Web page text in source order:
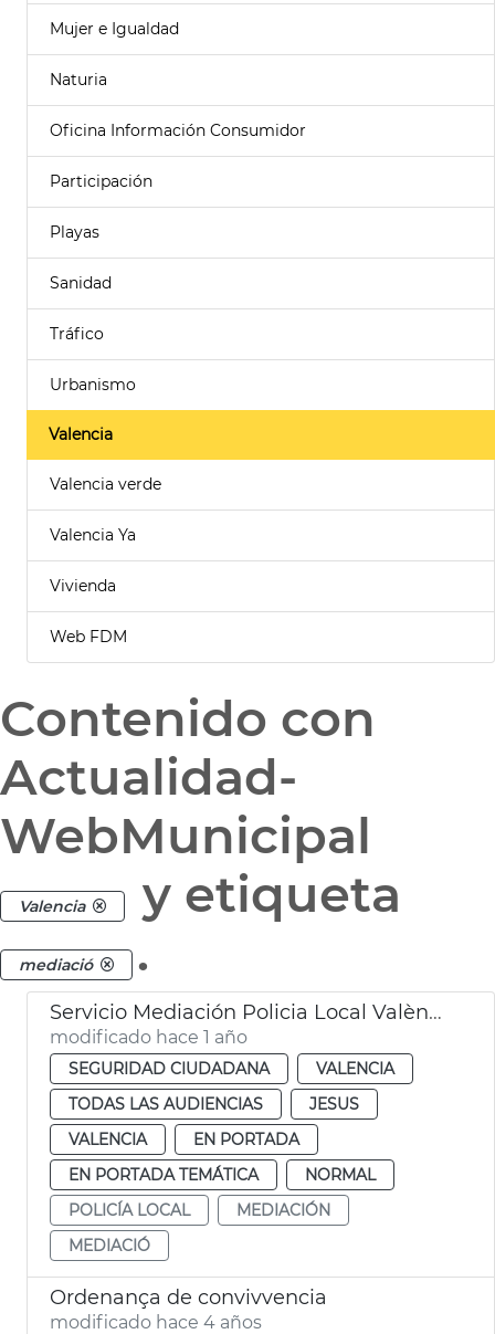
Mujer e Igualdad
Naturia
Oficina Información Consumidor
Participación
Playas
Sanidad
Tráfico
Urbanismo
Valencia
Valencia verde
Valencia Ya
Vivienda
Web FDM
Contenido con
Actualidad-
WebMunicipal
Valencia y etiqueta
mediació .
Servicio Mediación Policia Local València
modificado hace 1 año
SEGURIDAD CIUDADANA
VALENCIA
TODAS LAS AUDIENCIAS
JESUS
VALENCIA
EN PORTADA
EN PORTADA TEMÁTICA
NORMAL
POLICÍA LOCAL
MEDIACIÓN
MEDIACIÓ
Ordenança de convivvencia
modificado hace 4 años